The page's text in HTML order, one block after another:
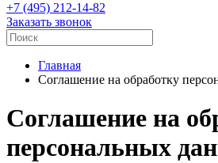
+7 (495) 212-14-82
Заказать звонок
Главная
Соглашение на обработку
Соглашение на
персональных